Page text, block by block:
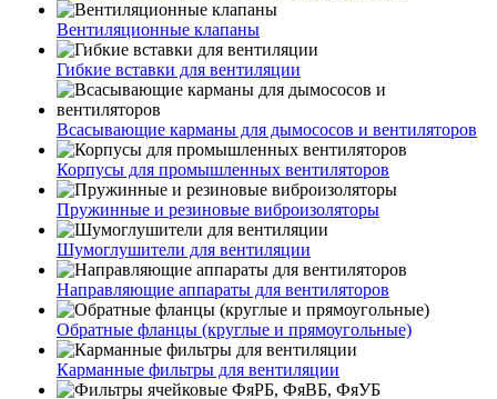
Вентиляционные клапаны
Гибкие вставки для вентиляции
Всасывающие карманы для дымососов и вентиляторов
Корпусы для промышленных вентиляторов
Пружинные и резиновые виброизоляторы
Шумоглушители для вентиляции
Направляющие аппараты для вентиляторов
Обратные фланцы (круглые и прямоугольные)
Карманные фильтры для вентиляции